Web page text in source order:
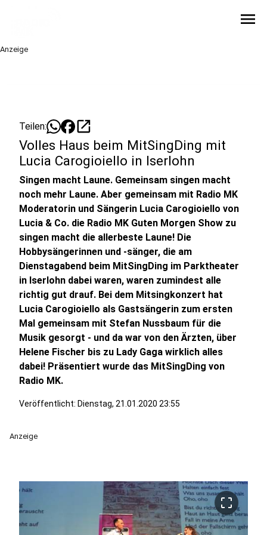
menu
Anzeige
Teilen: open_in_new
Volles Haus beim MitSingDing mit
Lucia Carogioiello in Iserlohn
Singen macht Laune. Gemeinsam singen macht
noch mehr Laune. Aber gemeinsam mit Radio MK
Moderatorin und Sängerin Lucia Carogioiello von
Lucia & Co. die Radio MK Guten Morgen Show zu
singen macht die allerbeste Laune! Die
Hobbysängerinnen und -sänger, die am
Dienstagabend beim MitSingDing im Parktheater
in Iserlohn dabei waren, waren zumindest alle
richtig gut drauf. Bei dem Mitsingkonzert hat
Lucia Carogioiello als Gastsängerin zum ersten
Mal gemeinsam mit Stefan Nussbaum für die
Musik gesorgt - und da war von den Ärzten, über
Helene Fischer bis zu Lady Gaga wirklich alles
dabei! Präsentiert wurde das MitSingDing von
Radio MK.
Veröffentlicht: Dienstag, 21.01.2020 23:55
Anzeige
crop_free